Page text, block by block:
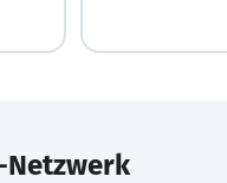
Netzwerk